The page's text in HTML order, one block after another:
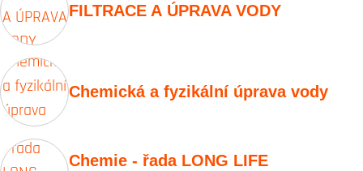
FILTRACE A ÚPRAVA VODY
Chemická a fyzikální úprava vody
Chemie - řada LONG LIFE